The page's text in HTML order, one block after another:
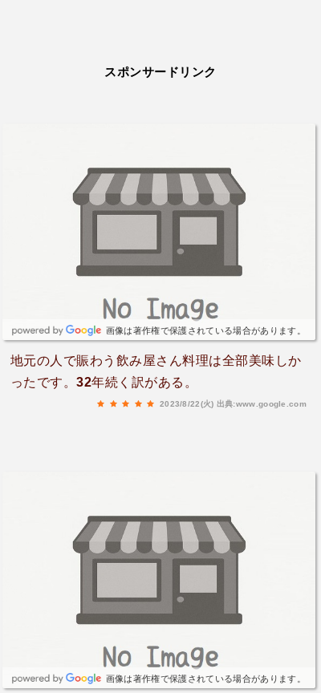
スポンサードリンク
画像は著作権で保護されている場合があります。
地元の人で賑わう飲み屋さん料理は全部美味しか
ったです。32年続く訳がある。
2023/8/22(火) 出典:www.google.com
画像は著作権で保護されている場合があります。